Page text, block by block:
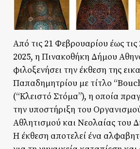
Από τις 21 Φεβρουαρίου έως
2025, η Πινακοθήκη Δήμου
φιλοξενήσει την έκθεση της
Παπαδημητρίου με τίτλο
(“Κλειστό Στόμα”), η οποία
την υποστήριξη του
Αθλητισμού και Νεολαίας του
Η έκθεση αποτελεί ένα